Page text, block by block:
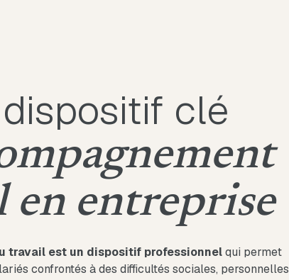
clé
en entreprise
travail est un dispositif professionnelqui permet
confrontés à des difficultés sociales, personnelles